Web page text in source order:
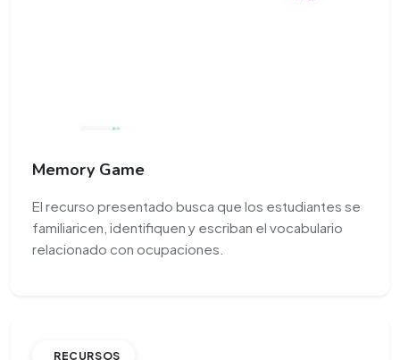
Memory Game
El recurso presentado busca que los estudiantes se
familiaricen, identifiquen y escriban el vocabulario
relacionado con ocupaciones.
RECURSOS